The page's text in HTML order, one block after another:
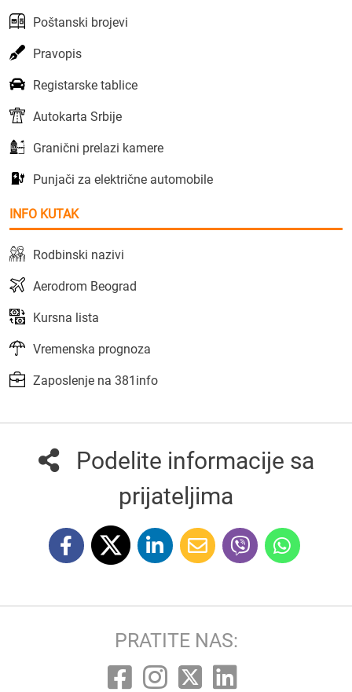
Poštanski brojevi
Pravopis
Registarske tablice
Autokarta Srbije
Granični prelazi kamere
Punjači za električne automobile
INFO KUTAK
Rodbinski nazivi
Aerodrom Beograd
Kursna lista
Vremenska prognoza
Zaposlenje na 381info
Podelite informacije sa
prijateljima
PRATITE NAS: